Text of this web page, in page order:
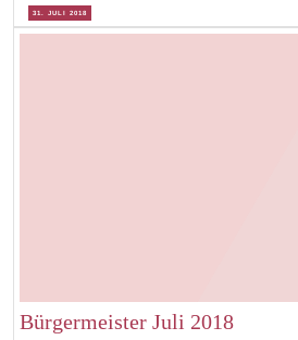
31. JULI 2018
Bürgermeister Juli 2018